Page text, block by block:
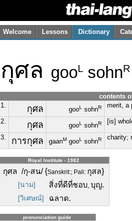
Welcome Lessons Dictionary
กุศล gooL sohnR
contents
1.
กุศล gooL sohnR merit, a
2. กุศล gooL sohnR [is]
3. การกุศล gaanM gooL sohnR charity;
Royal Institute - 1982
กุศล /กุ-สน/ {Sanskrit:; Pali: กุสล}
[นาม] สิ่งที่ดีที่ชอบ, บุญ.
[วิเศษณ์] ฉลาด.
pronunciation guide